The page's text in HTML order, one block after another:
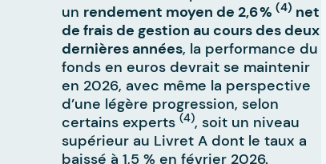
un rendement moyen de 2,6 % (4) net
de frais de gestion au cours des deux
dernières années, la performance du
fonds en euros devrait se maintenir
en 2026, avec même la perspective
d’une légère progression, selon
certains experts (4), soit un niveau
supérieur au Livret A dont le taux a
baissé à 1,5 % en février 2026.